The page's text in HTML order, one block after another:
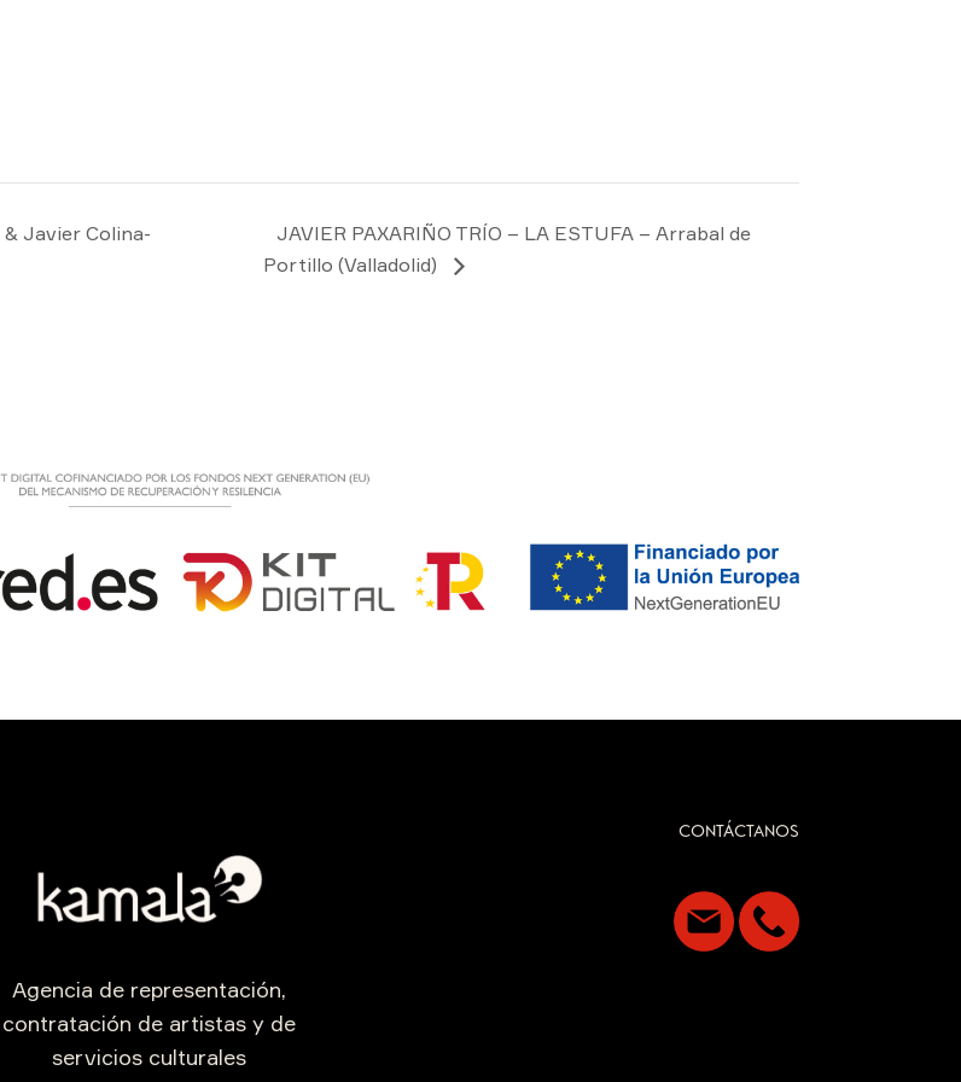
Javier Colina-
JAVIER PAXARIÑO TRÍO – LA ESTUFA – Arrabal de
Portillo (Valladolid)
Agencia de representación,
contratación de artistas y de
servicios culturales
CONTÁCTANOS